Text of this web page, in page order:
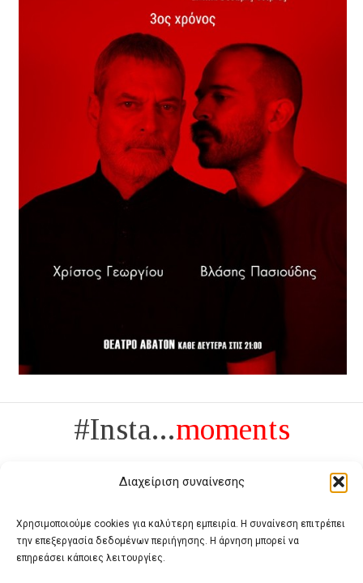
Διαχείριση συναίνεσης
Χρησιμοποιούμε cookies για καλύτερη εμπειρία. Η συναίνεση επιτρέπει
την επεξεργασία δεδομένων περιήγησης. Η άρνηση μπορεί να
επηρεάσει κάποιες λειτουργίες.
#Insta...moments
Πολυτέλεια δεν είναι το αντίθετο της ανέχειας, είναι το αντίθετο της